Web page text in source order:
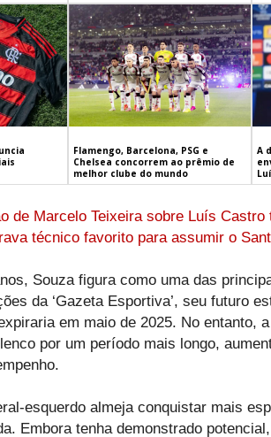
Flamengo, Barcelona, PSG e
Chelsea concorrem ao prêmio de
melhor clube do mundo
A
de Marcelo Teixeira sobre Luís Castro
técnico favorito para assumir o
Souza figura como uma das
da ‘Gazeta Esportiva’, seu futuro
em maio de 2025. No entanto,
por um período mais longo,
esquerdo almeja conquistar mais
Embora tenha demonstrado